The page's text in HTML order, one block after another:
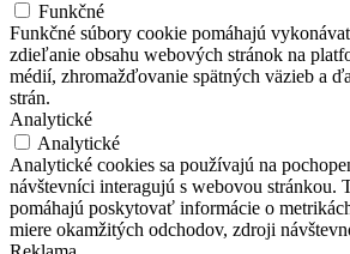
Funkčné
Funkčné súbory cookie pomáhajú
zdieľanie obsahu webových stránok na
médií, zhromažďovanie spätných väzieb a
strán.
Analytické
Analytické
Analytické cookies sa používajú na
návštevníci interagujú s webovou stránkou.
pomáhajú poskytovať informácie o
miere okamžitých odchodov, zdroji